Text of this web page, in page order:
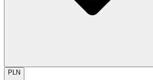
PLN